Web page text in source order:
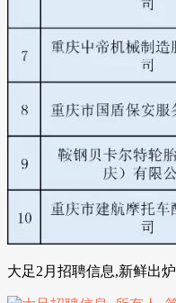
大足2月招聘信息,新鲜出炉